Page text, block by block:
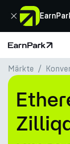
Schließen
Startseite
Märkte
Rechner
PARK
Märkte